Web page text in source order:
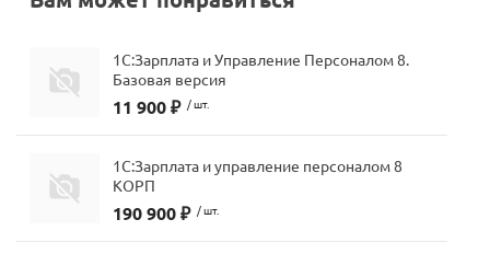
1С:Зарплата и Управление Персоналом 8.
Базовая версия
11 900 ₽ / шт.
1С:Зарплата и управление персоналом 8
КОРП
190 900 ₽ / шт.